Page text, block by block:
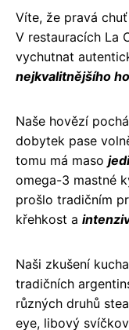
Víte, že pravá
V restauracích La
vychutnat
nejkvalitnějšího
Naše hovězí
dobytek pase
tomu má maso
omega-3 mastné
prošlo tradičním
křehkost a
Naši zkušení
tradičních
různých druhů
eye, libový